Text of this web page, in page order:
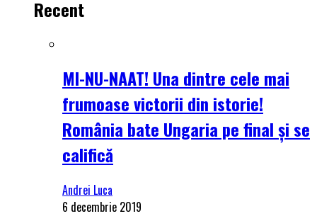
Recent
MI-NU-NAAT! Una dintre cele mai
frumoase victorii din istorie!
România bate Ungaria pe final și se
califică
Andrei Luca
6 decembrie 2019